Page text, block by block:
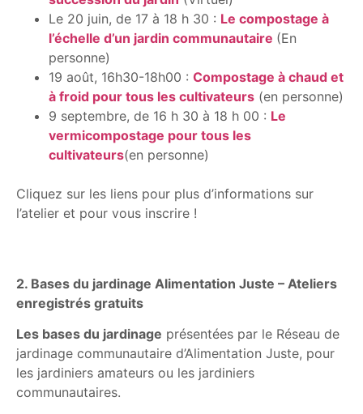
Le 20 juin, de 17 à 18 h 30 : Le compostage à
l’échelle d’un jardin communautaire (En
personne)
19 août, 16h30-18h00 : Compostage à chaud et
à froid pour tous les cultivateurs (en personne)
9 septembre, de 16 h 30 à 18 h 00 : Le
vermicompostage pour tous les
cultivateurs(en personne)
Cliquez sur les liens pour plus d’informations sur
l’atelier et pour vous inscrire !
2. Bases du jardinage Alimentation Juste – Ateliers
enregistrés gratuits
Les bases du jardinage présentées par le Réseau de
jardinage communautaire d’Alimentation Juste, pour
les jardiniers amateurs ou les jardiniers
communautaires.